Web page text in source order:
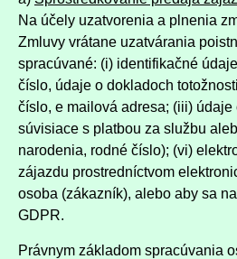
Na účely uzatvorenia a plnenia
Zmluvy vrátane uzatvárania
spracúvané: (i) identifikačné
číslo, údaje o dokladoch
číslo, e mailová adresa; (iii)
súvisiace s platbou za službu
narodenia, rodné číslo); (vi)
zájazdu prostredníctvom
osoba (zákazník), alebo aby sa
GDPR.
Právnym základom spracúvania